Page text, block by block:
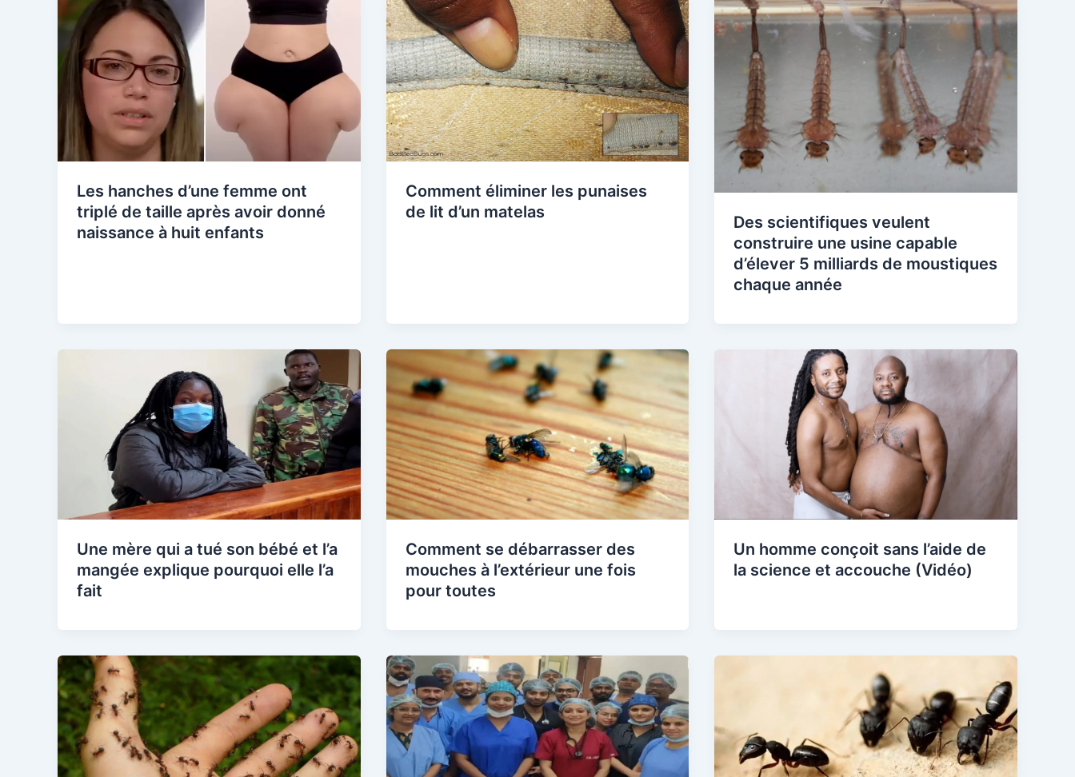
Les hanches d’une femme ont
triplé de taille après avoir donné
naissance à huit enfants
Comment éliminer les punaises
de lit d’un matelas
Des scientifiques veulent
construire une usine capable
d’élever 5 milliards de moustiques
chaque année
Une mère qui a tué son bébé et l’a
mangée explique pourquoi elle l’a
fait
Comment se débarrasser des
mouches à l’extérieur une fois
pour toutes
Un homme conçoit sans l’aide de
la science et accouche (Vidéo)